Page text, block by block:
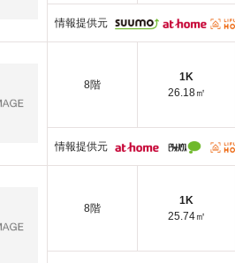
情報提供元
8階
1K
26.18㎡
情報提供元
8階
1K
25.74㎡